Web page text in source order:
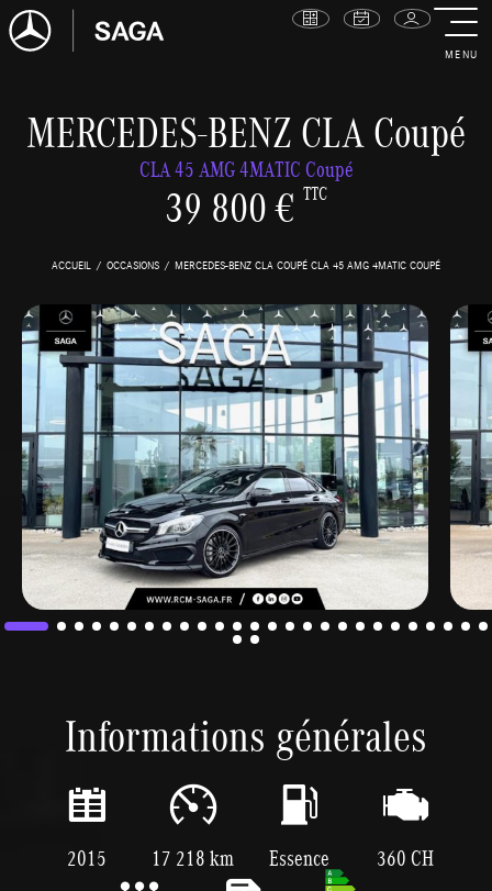
MENU
MERCEDES-BENZ CLA Coupé
CLA 45 AMG 4MATIC Coupé
39 800 € TTC
ACCUEIL OCCASIONS MERCEDES-BENZ CLA COUPÉ CLA 45 AMG 4MATIC COUPÉ
Informations générales
2015 17 218 km Essence 360 CH